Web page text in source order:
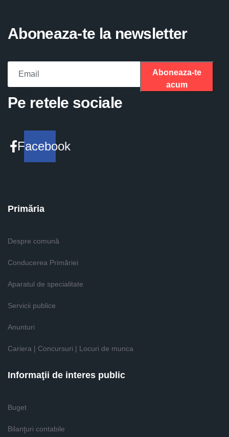
Aboneaza-te la newsletter
Aboneaza-te
acum
Pe retele sociale
Facebook
Primăria
Despre comună
Conducerea Primăriei
Aparatul de specialitate
Servicii publice
Anunturi
Cariera | Concursuri | Locuri de munca
Informaţii de interes public
Buget
Bilanţuri contabile